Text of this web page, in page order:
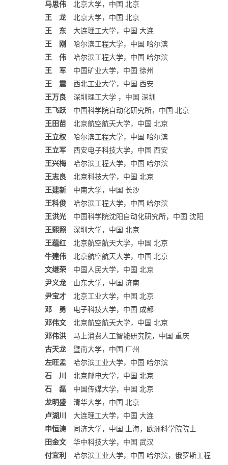
马思伟 北京大学，中国 北京
王 龙 北京大学，中国 北京
王 东 大连理工大学，中国 大连
王 刚
哈尔滨工程大学，中国 哈尔滨
王 伟 哈尔滨工程大学，中国 哈尔滨
王 军 中国矿业大学，中国 徐州
王 震 西北工业大学，中国 西安
王万良 深圳理工大学 ，中国 深圳
王飞跃 中国科学院自动化研究所，中国 北京
王田苗 北京航空航天大学，中国 北京
王立权 哈尔滨工程大学，中国 哈尔滨
王立军 西安电子科技大学，中国 西安
王兴梅 哈尔滨工程大学，中国 哈尔滨
王志良 北京科技大学，中国 北京
王建新 中南大学，中国 长沙
王科俊 哈尔滨工程大学，中国 哈尔滨
王洪光 中国科学院沈阳自动化研究所，中国 沈阳
王熙照 深圳大学，中国 北京
王蕴红 北京航空航天大学，中国 北京
牛建伟 北京航空航天大学，中国 北京
文继荣 中国人民大学，中国 北京
尹义龙 山东大学，中国 济南
尹宝才 北京工业大学，中国 北京
邓 勇 电子科技大学，中国 成都
邓伟文 北京航空航天大学，中国 北京
邓伟洪 马上消费人工智能研究院，中国 重庆
古天龙 暨南大学，中国 广州
左旺孟 哈尔滨工业大学，中国 哈尔滨
石 川
北京邮电大学，中国 北京
石 磊 中国传媒大学，中国 北京
龙明盛 清华大学，中国 北京
卢湖川
大连理工大学，中国 大连
申恒涛 同济大学，中国 上海，欧洲科学院院士
田金文 华中科技大学，中国 武汉
付宜利
哈尔滨工业大学，中国 哈尔滨，俄罗斯工程